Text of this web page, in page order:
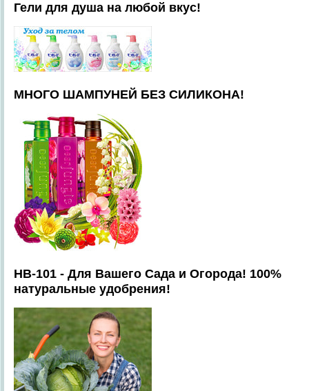
Гели для душа на любой вкус!
МНОГО ШАМПУНЕЙ БЕЗ СИЛИКОНА!
HB-101 - Для Вашего Сада и Огорода! 100%
натуральные удобрения!